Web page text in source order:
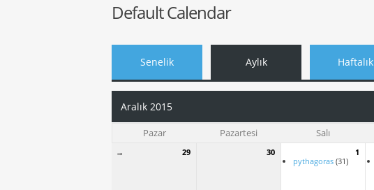
Default Calendar
Senelik Aylık Haftalık
Aralık 2015
Pazar Pazartesi Salı
→ 29 30
1
pythagoras(31)